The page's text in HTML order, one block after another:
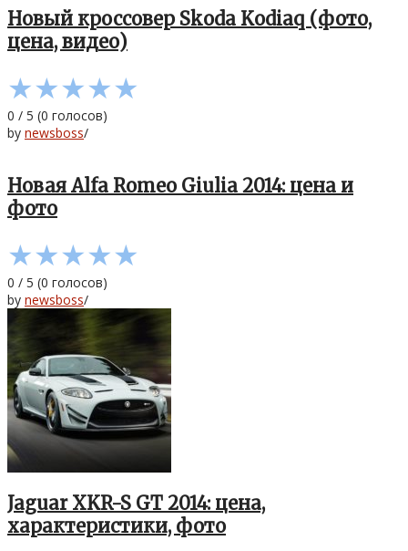
Новый кроссовер Skoda Kodiaq (фото,
цена, видео)
★★★★★
0 / 5 (0 голосов)
by newsboss/
Новая Alfa Romeo Giulia 2014: цена и
фото
★★★★★
0 / 5 (0 голосов)
by newsboss/
Jaguar XKR-S GT 2014: цена,
характеристики, фото